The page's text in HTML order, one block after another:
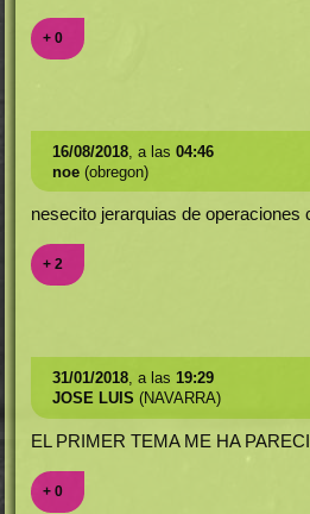
+ 0
16/08/2018, a las 04:46
noe(obregon)
nesecito jerarquias de operaciones
+ 2
31/01/2018, a las 19:29
JOSE LUIS (NAVARRA)
EL PRIMER TEMA ME HA
+ 0